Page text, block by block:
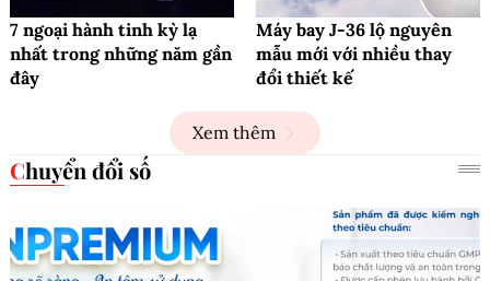
7 ngoại hành tinh kỳ lạ
nhất trong những năm gần
đây
Máy bay J-36 lộ nguyên
mẫu mới với nhiều thay
đổi thiết kế
Xem thêm
Chuyển đổi số